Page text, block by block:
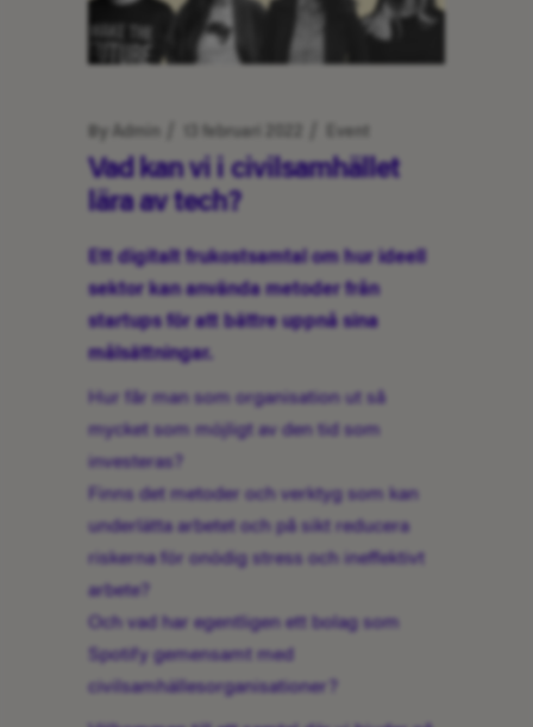
By
Vad kan vi i civilsamhället
lära av tech?
Ett digitalt frukostsamtal om hur ideell
sektor kan använda metoder från
startups för att bättre uppnå sina
målsättningar.
Hur får man som organisation ut så
mycket som möjligt av den tid som
investeras?
Finns det metoder och verktyg som kan
underlätta arbetet och på sikt reducera
riskerna för onödig stress och ineffektivt
arbete?
Och vad har egentligen ett bolag som
Spotify gemensamt med
civilsamhällesorganisationer?